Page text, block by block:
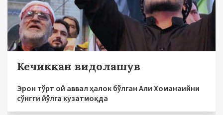
Кечиккан видолашув
Эрон тўрт ой аввал ҳалок бўлган Али Хоманаийни
сўнгги йўлга кузатмоқда